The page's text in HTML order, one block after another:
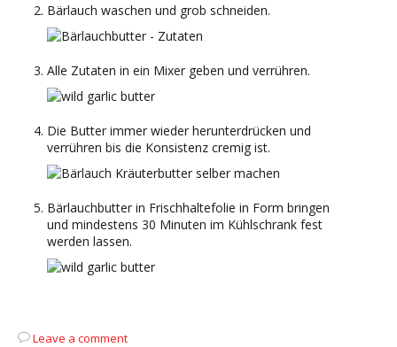
Bärlauch waschen und grob schneiden.
Alle Zutaten in ein Mixer geben und verrühren.
Die Butter immer wieder herunterdrücken und
verrühren bis die Konsistenz cremig ist.
Bärlauchbutter in Frischhaltefolie in Form bringen
und mindestens 30 Minuten im Kühlschrank fest
werden lassen.
Leave a comment